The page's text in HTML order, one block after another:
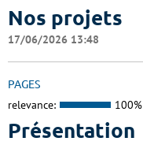
Nos projets
17/06/2026 13:48
PAGES
relevance: 100%
Présentation